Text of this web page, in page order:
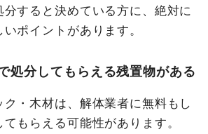
すると決めている方に、絶対に
ポイントがあります。
処分してもらえる残置物がある
・木材は、解体業者に無料もし
もらえる可能性があります。